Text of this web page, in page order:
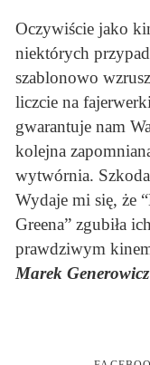
Oczywiście jako
niektórych
szablonowo
liczcie na
gwarantuje nam
kolejna
wytwórnia.
Wydaje mi się, że
Greena” zgubiła
prawdziwym
Marek Generowicz